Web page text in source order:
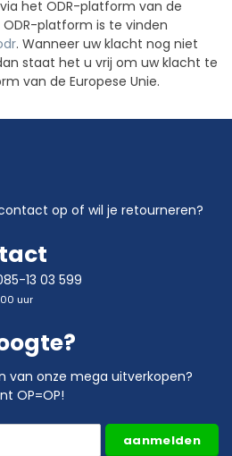
het ODR-platform van de
platform is te vinden
. Wanneer uw klacht nog niet
staat het u vrij om uw klacht te
van de Europese Unie.
op of wil je retourneren?
13 03 599
uur
van onze mega uitverkopen?
OP=OP!
aanmelden